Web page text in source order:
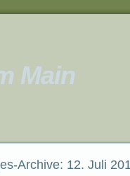
Main
Archive: 12. Juli